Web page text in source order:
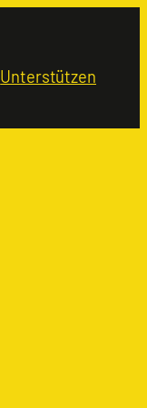
Unterstützen